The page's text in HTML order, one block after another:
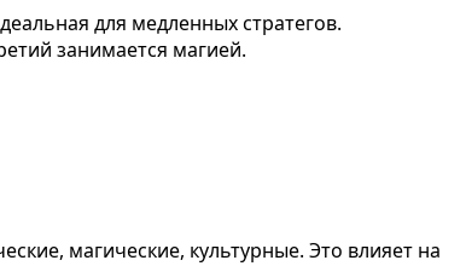
для медленных стратегов.
занимается магией.
магические, культурные. Это влияет на